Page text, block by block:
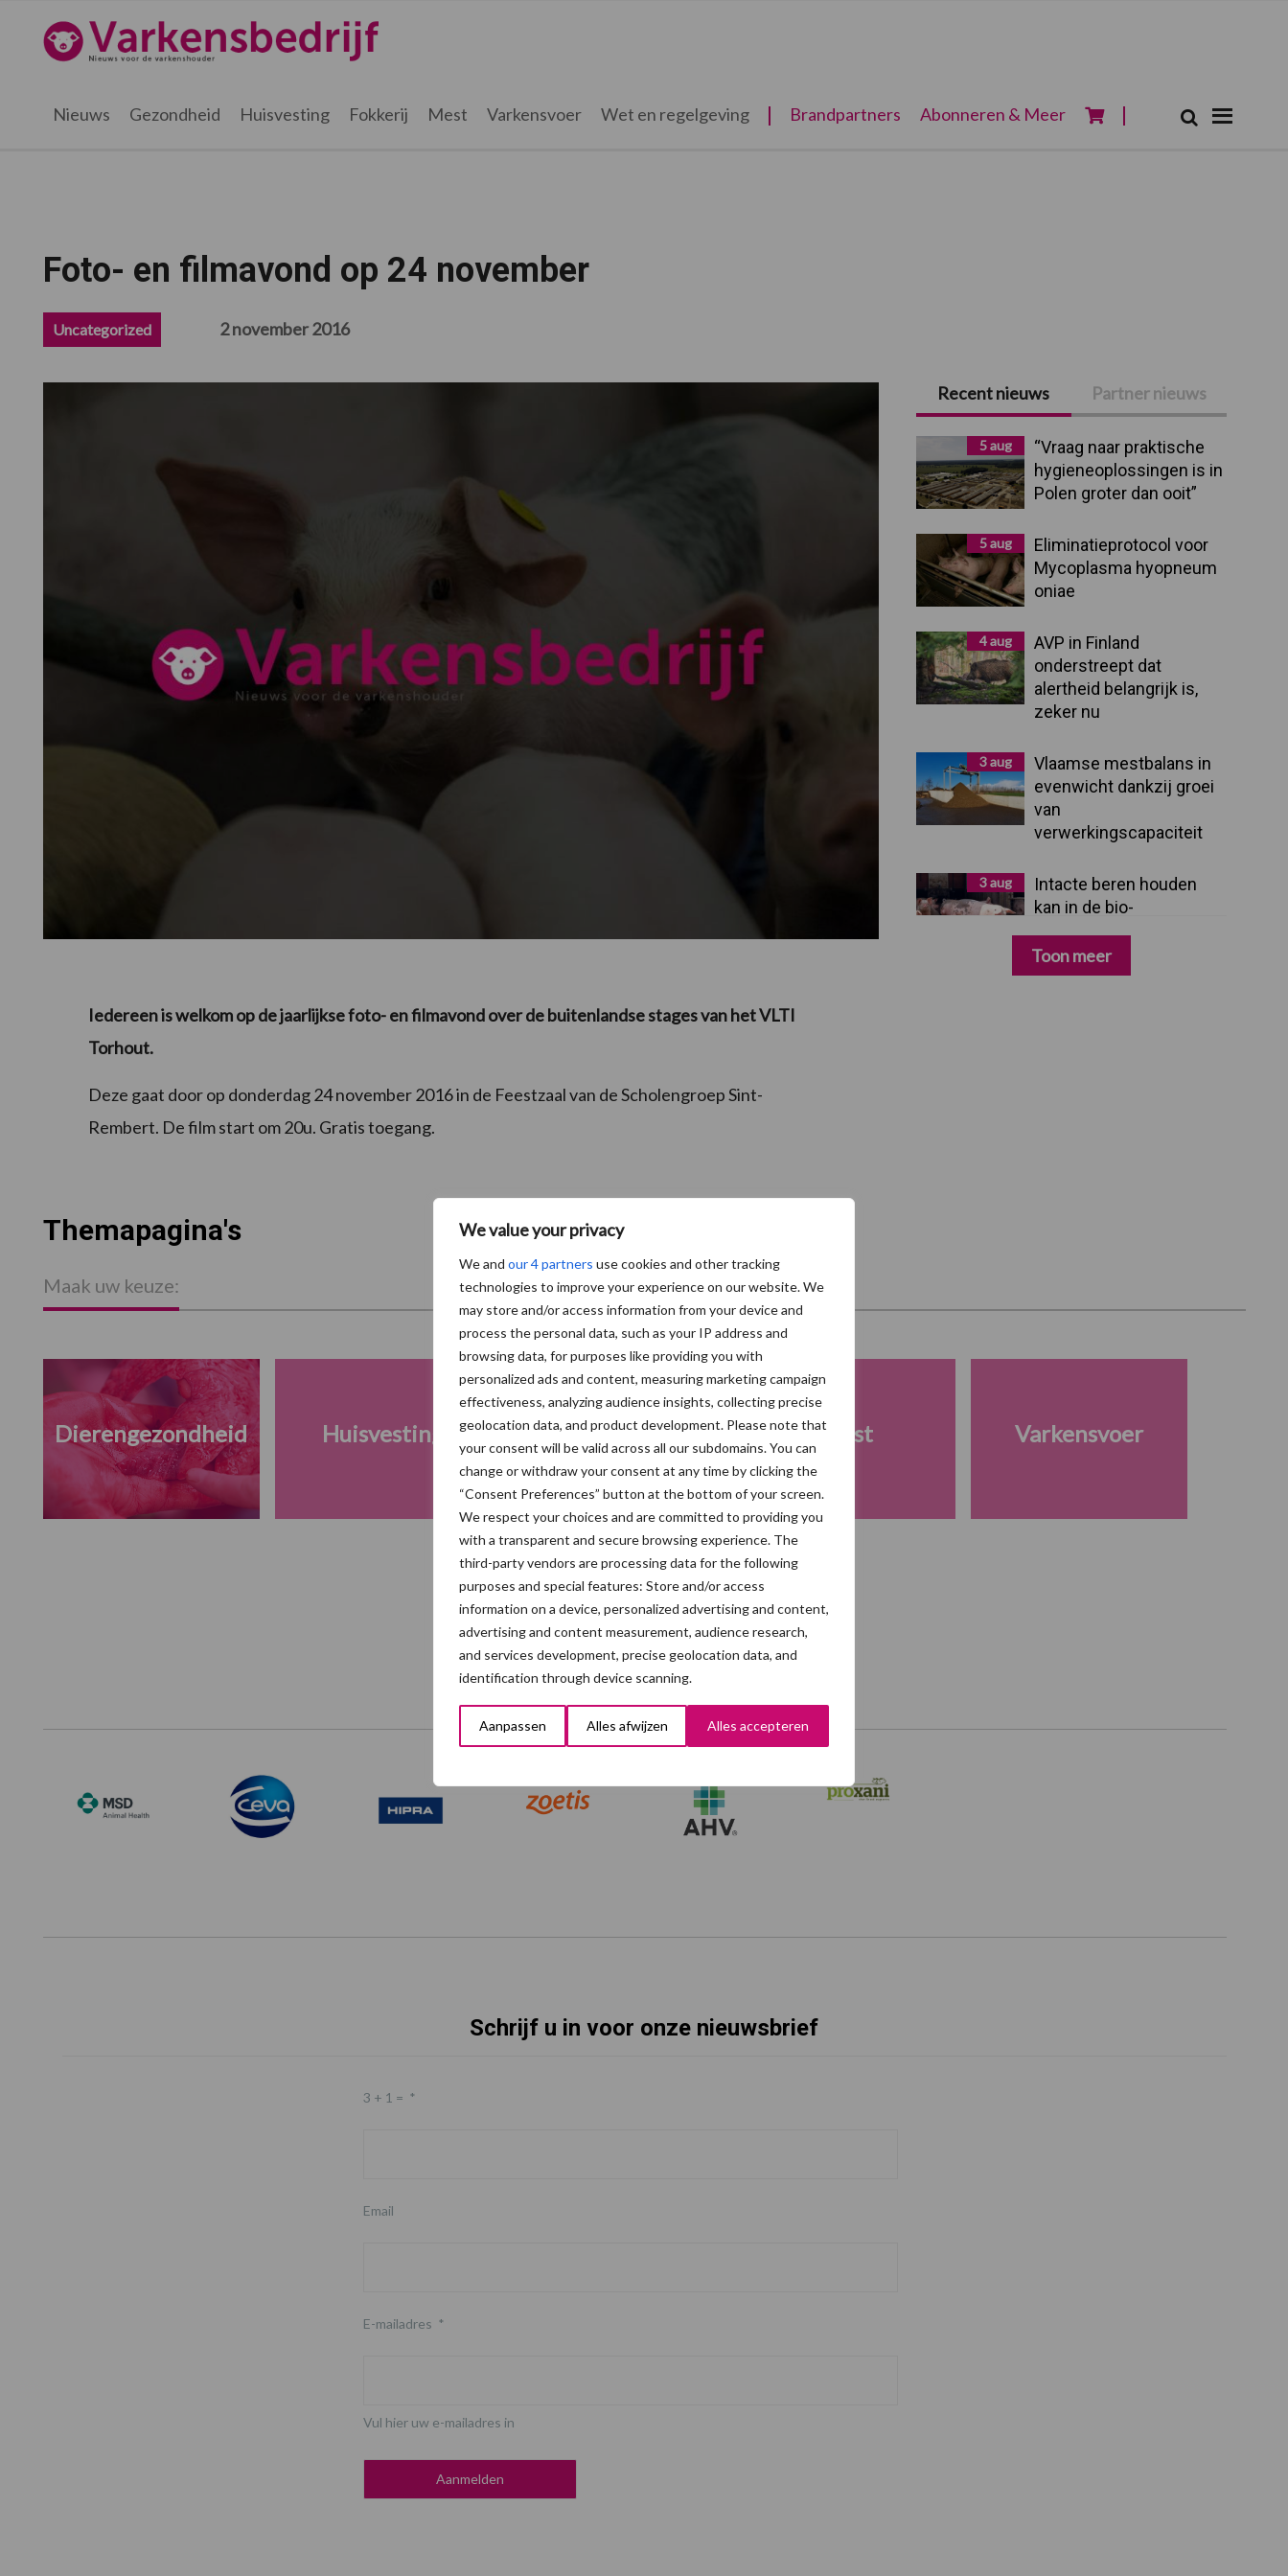
We value your privacy
We and our 4 partners use cookies and other tracking
technologies to improve your experience on our website. We
may store and/or access information from your device and
process the personal data, such as your IP address and
browsing data, for purposes like providing you with
personalized ads and content, measuring marketing campaign
effectiveness, analyzing audience insights, collecting precise
geolocation data, and product development. Please note that
your consent will be valid across all our subdomains. You can
change or withdraw your consent at any time by clicking the
“Consent Preferences” button at the bottom of your screen.
We respect your choices and are committed to providing you
with a transparent and secure browsing experience. The
third-party vendors are processing data for the following
purposes and special features: Store and/or access
information on a device, personalized advertising and content,
advertising and content measurement, audience research,
and services development, precise geolocation data, and
identification through device scanning.
Aanpassen Alles afwijzen Alles accepteren
hoofdnavigatie
hoofd
eerste
voettekst
Varkensbedrijf.be
Nieuws Gezondheid Huisvesting Fokkerij Mest Varkensvoer Wet en regelgeving Brandpartners Abonneren & Meer Zoek
Foto- en filmavond op 24 november
Uncategorized 2 november 2016
Iedereen is welkom op de jaarlijkse foto- en filmavond over de buitenlandse stages van het VLTI
Torhout.
Deze gaat door op donderdag 24 november 2016 in de Feestzaal van de Scholengroep Sint-
Rembert. De film start om 20u. Gratis toegang.
Primaire
Sidebar
Recent nieuws Partner nieuws
5 aug
“Vraag naar praktische
hygieneoplossingen is in
Polen groter dan ooit”
5 aug
Eliminatieprotocol voor
Mycoplasma hyopneum
oniae
4 aug
AVP in Finland
onderstreept dat
alertheid belangrijk is,
zeker nu
3 aug
Vlaamse mestbalans in
evenwicht dankzij groei
van
verwerkingscapaciteit
3 aug
Intacte beren houden
kan in de bio-
varkenshouderij, maar
dan moet alles kloppen
Toon meer
Themapagina's
Maak uw keuze:
Dierengezondheid Huisvesting Fokkerij Mest Varkensvoer
Toon meer
Onze brandpartners
Schrijf u in voor onze nieuwsbrief
3 + 1 = *
Email
E-mailadres *
Vul hier uw e-mailadres in